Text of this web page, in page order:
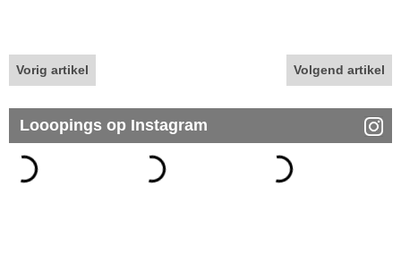
Vorig artikel Volgend artikel
Looopings op Instagram